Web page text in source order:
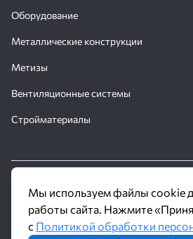
7(499)110 47-45
7(499)110 47-45
7(499)110 47-45
7(499)110 47-45
Хабаровск
msk@truboproduct.ru
Оборудование
Металлические конструкции
Метизы
Вентиляционные системы
Стройматериалы
© 2016 - 2026 Производственное
Решение»
Политика обработки персональных
Мы используем файлы cookie
работы сайта. Нажмите
с Политикой обработки